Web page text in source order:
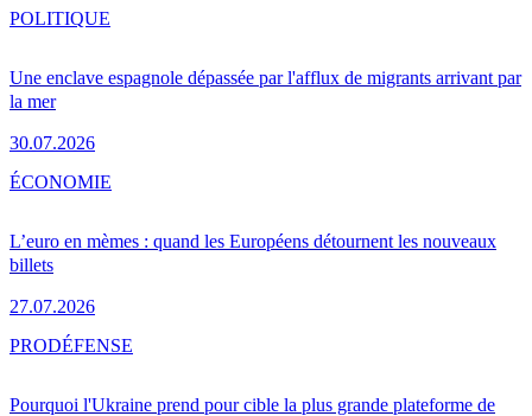
Une enclave espagnole dépassée par l'afflux de migrants arrivant par
la mer
30.07.2026
POLITIQUE
L’euro en mèmes : quand les Européens détournent les nouveaux
billets
27.07.2026
ÉCONOMIE
Pourquoi l'Ukraine prend pour cible la plus grande plateforme de
PRODÉFENSE